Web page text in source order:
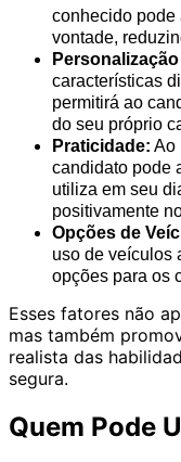
conhecido pode
vontade,
características
permitirá ao
do seu próprio
Praticidade: Ao
candidato pode
utiliza em seu
positivamente
Opções de
uso de veículos
opções para os
Esses fatores não
mas também
realista das
segura.
Quem Pode